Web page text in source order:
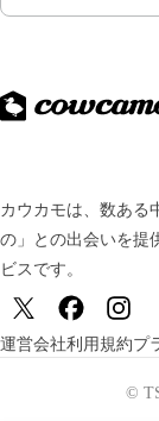
カウカモは、数ある
の」との出会いを提
ビスです。
運営会社利用規約プ
©